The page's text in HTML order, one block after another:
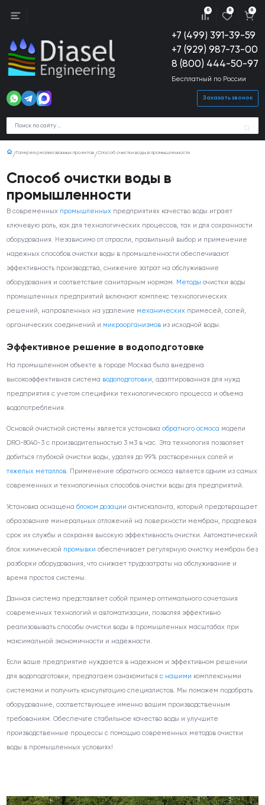
+7 (499) 391-39-59
+7 (929) 987-73-00
8 (800) 444-50-97
Бесплатный по России
Заказать звонок
0 0 0
Галерея реализованных проектов Способ очистки воды в промышленности
Способ очистки воды в
промышленности
В современных промышленных предприятиях качество воды играет
ключевую роль, как для технологических процессов, так и для сохранности
оборудования. Независимо от отрасли, правильный выбор и применение
надежных способов очистки воды в промышленности обеспечивают
эффективность производства, снижение затрат на обслуживание
оборудования и соответствие санитарным нормам. Методы очистки воды
промышленных предприятий включают комплекс технологических
решений, направленных на удаление механических примесей, солей,
органических соединений и микроорганизмов из исходной воды.
Эффективное решение в водоподготовке
На промышленном объекте в городе Москва была внедрена
высокоэффективная система водоподготовки, адаптированная для нужд
предприятия с учетом специфики технологического процесса и объема
водопотребления.
Основой очистной системы является установкаобратного осмоса модели
DRO-8040-3 с производительностью 3 м3 в час. Эта технология позволяет
добиться глубокой очистки воды, удаляя до 99% растворенных солей и
тяжелых металлов. Применение обратного осмоса является одним из самых
современных и технологичных способов очистки воды для предприятий.
Установка оснащенаблоком дозации антискаланта, который предотвращает
образование минеральных отложений на поверхности мембран, продлевая
срок их службы и сохраняя высокую эффективность очистки. Автоматический
блок химической промывки обеспечивает регулярную очистку мембран без
разборки оборудования, что снижает трудозатраты на обслуживание и
время простоя системы.
Данная система представляет собой пример оптимального сочетания
современных технологий и автоматизации, позволяя эффективно
реализовывать способы очистки воды в промышленных масштабах при
максимальной экономичности и надежности.
Если ваше предприятие нуждается в надежном и эффективном решении
для водоподготовки, предлагаем ознакомитьсяс нашими комплексными
системами и получить консультацию специалистов. Мы поможем подобрать
оборудование, соответствующее именно вашим производственным
требованиям. Обеспечьте стабильное качество воды и улучшите
производственные процессы с помощью современных методов очистки
воды в промышленных условиях!